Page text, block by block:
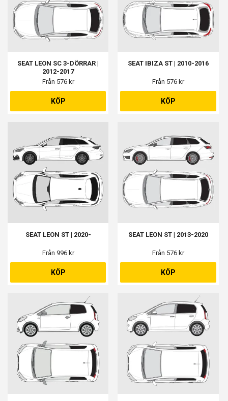
SEAT LEON SC 3-DÖRRAR |
2012-2017
Från 576 kr
KÖP
SEAT IBIZA ST | 2010-2016
Från 576 kr
KÖP
SEAT LEON ST | 2020-
Från 996 kr
KÖP
SEAT LEON ST | 2013-2020
Från 576 kr
KÖP